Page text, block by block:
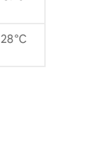
28 °C